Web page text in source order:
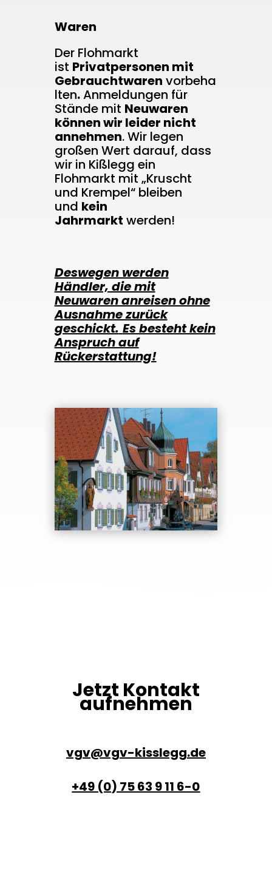
Waren
Der Flohmarkt
ist Privatpersonen mit
Gebrauchtwaren vorbeha
lten.Anmeldungen für
Stände mit Neuwaren
können wir leider nicht
annehmen. Wir legen
großen Wert darauf, dass
wir in Kißlegg ein
Flohmarkt mit „Kruscht
und Krempel“ bleiben
und kein
Jahrmarkt werden!
Deswegen werden
Händler, die mit
Neuwaren anreisen ohne
Ausnahme zurück
geschickt. Es besteht kein
Anspruch auf
Rückerstattung!
Jetzt Kontakt
aufnehmen
vgv@vgv-kisslegg.de
+49 (0) 75 63 9 11 6-0